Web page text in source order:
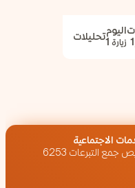
تحليلاتاليوم
1 زيارة
الاجتماعية